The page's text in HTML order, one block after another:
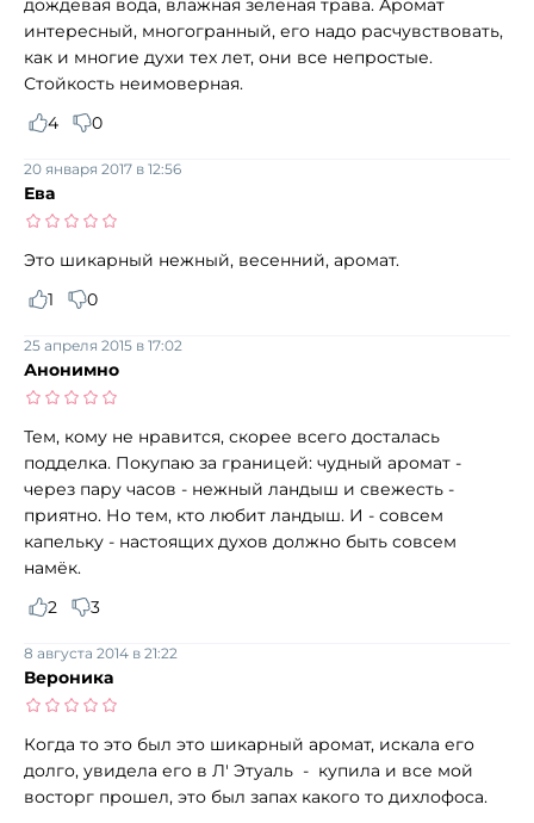
дождевая вода, влажная зеленая трава. Аромат
интересный, многогранный, его надо расчувствовать,
как и многие духи тех лет, они все непростые.
Стойкость неимоверная.
4
0
Ева
20 января 2017 в 12:56
Это шикарный нежный, весенний, аромат.
1
0
Анонимно
25 апреля 2015 в 17:02
Тем, кому не нравится, скорее всего досталась
подделка. Покупаю за границей: чудный аромат -
через пару часов - нежный ландыш и свежесть -
приятно. Но тем, кто любит ландыш. И - совсем
капельку - настоящих духов должно быть совсем
намёк.
2
3
Вероника
8 августа 2014 в 21:22
Когда то это был это шикарный аромат, искала его
долго, увидела его в Л' Этуаль - купила и все мой
восторг прошел, это был запах какого то дихлофоса.